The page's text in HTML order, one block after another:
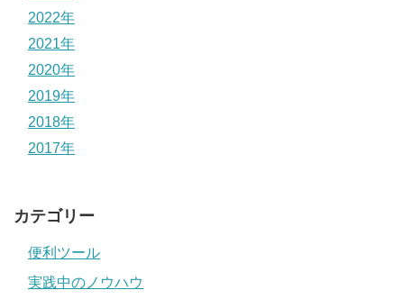
2022年
2021年
2020年
2019年
2018年
2017年
カテゴリー
便利ツール
実践中のノウハウ